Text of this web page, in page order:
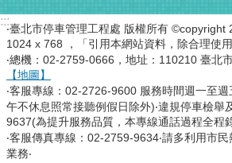
:::
‧臺北市停車管理工程處 版權所有 ©copyright
1024 x 768 ，「引用本網站資料，除合理使
‧總機：02-2759-0666，地址：110210 臺北
【地圖】
‧客服專線：02-2726-9600 服務時間週一至
午不休息照常接聽例假日除外)‧違規停車檢舉
9637(為提升服務品質，本專線通話過程全程
‧客服傳真專線：02-2759-9634‧請多利用市
業務‧